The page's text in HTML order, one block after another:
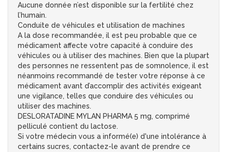
Aucune donnée n’est disponible sur la fertilité chez
l’humain.
Conduite de véhicules et utilisation de machines
A la dose recommandée, il est peu probable que ce
médicament affecte votre capacité à conduire des
véhicules ou à utiliser des machines. Bien que la plupart
des personnes ne ressentent pas de somnolence, il est
néanmoins recommandé de tester votre réponse à ce
médicament avant d’accomplir des activités exigeant
une vigilance, telles que conduire des véhicules ou
utiliser des machines.
DESLORATADINE MYLAN PHARMA 5 mg, comprimé
pelliculé contient du lactose.
Si votre médecin vous a informé(e) d'une intolérance à
certains sucres, contactez-le avant de prendre ce